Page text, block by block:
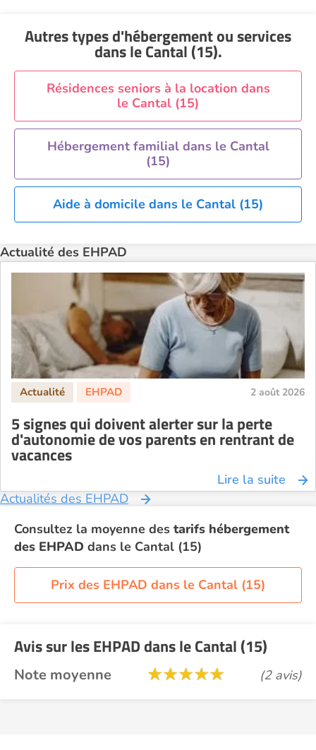
Autres types d'hébergement ou services
dans le Cantal (15).
Résidences seniors à la location dans
le Cantal (15)
Hébergement familial dans le Cantal
(15)
Aide à domicile dans le Cantal (15)
Actualité des EHPAD
2 août 2026
5 signes qui doivent alerter sur la perte
d'autonomie de vos parents en rentrant de
vacances
Lire la suite
Actualités des EHPAD
Consultez la moyenne des tarifs hébergement
des EHPAD dans le Cantal (15)
Prix des EHPAD dans le Cantal (15)
Avis sur les EHPAD dans le Cantal (15)
Note moyenne (2 avis)